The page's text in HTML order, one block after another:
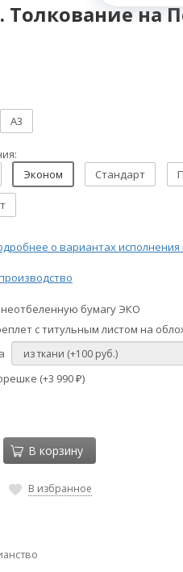
на
A3
Эконом Стандарт
о вариантах исполнения
бумагу ЭКО
с титульным листом на
(+3 990 ₽)
В корзину
В избранное